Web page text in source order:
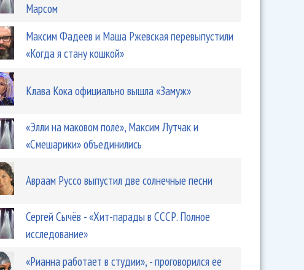
Марсом
Максим Фадеев и Маша Ржевская перевыпустили
«Когда я стану кошкой»
Клава Кока официально вышла «Замуж»
«Элли на маковом поле», Максим Лутчак и
«Смешарики» объединились
Авраам Руссо выпустил две солнечные песни
Сергей Сычёв - «Хит-парады в СССР. Полное
исследование»
«Рианна работает в студии», - проговорился ее